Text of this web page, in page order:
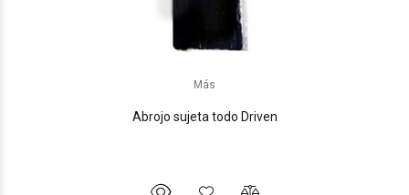
Más
Abrojo sujeta todo Driven